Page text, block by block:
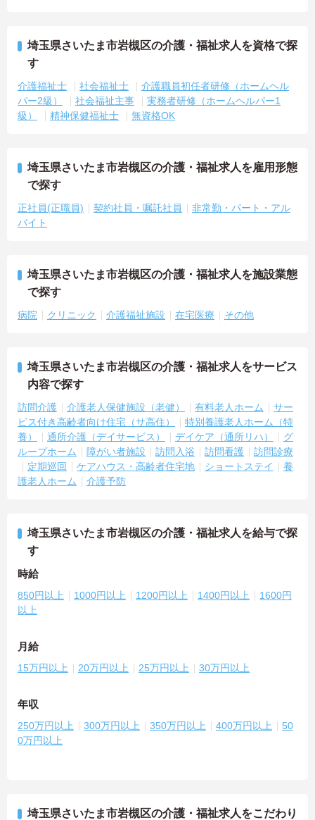
埼玉県さいたま市岩槻区の介護・福祉求人を資格で探
す
介護福祉士 社会福祉士
介護職員初任者研修（ホームヘル
パー2級）
社会福祉主事
実務者研修（ホームヘルパー1
級）
精神保健福祉士 無資格OK
埼玉県さいたま市岩槻区の介護・福祉求人を雇用形態
で探す
正社員(正職員) 契約社員・嘱託社員
非常勤・パート・アル
バイト
埼玉県さいたま市岩槻区の介護・福祉求人を施設業態
で探す
病院 クリニック 介護福祉施設 在宅医療 その他
埼玉県さいたま市岩槻区の介護・福祉求人をサービス
内容で探す
訪問介護 介護老人保健施設（老健） 有料老人ホーム
サー
ビス付き高齢者向け住宅（サ高住）
特別養護老人ホーム（特
養）
通所介護（デイサービス） デイケア（通所リハ）
グ
ループホーム
障がい者施設 訪問入浴 訪問看護
訪問診療
定期巡回
ケアハウス・高齢者住宅地 ショートステイ
養
護老人ホーム
介護予防
埼玉県さいたま市岩槻区の介護・福祉求人を給与で探
す
時給
850円以上 1000円以上 1200円以上 1400円以上
1600円
以上
月給
15万円以上 20万円以上 25万円以上 30万円以上
年収
250万円以上 300万円以上 350万円以上 400万円以上
50
0万円以上
埼玉県さいたま市岩槻区の介護・福祉求人をこだわり